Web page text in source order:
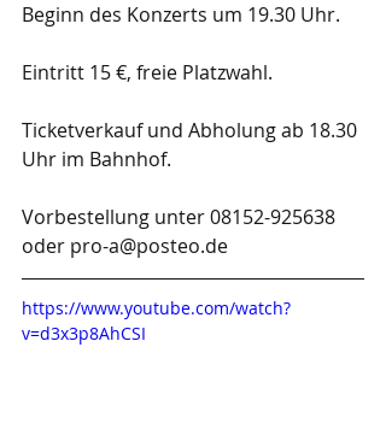
Beginn des Konzerts um 19.30 Uhr.
Eintritt 15 €, freie Platzwahl.
Ticketverkauf und Abholung ab 18.30
Uhr im Bahnhof.
Vorbestellung unter 08152-925638
oder pro-a@posteo.de
https://www.youtube.com/watch?
v=d3x3p8AhCSI